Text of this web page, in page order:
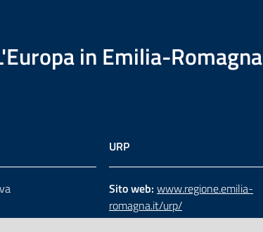
in Emilia-Romagna
URP
Sito web: www.regione.emilia-
romagna.it/urp/
Numero verde:800.66.22.00